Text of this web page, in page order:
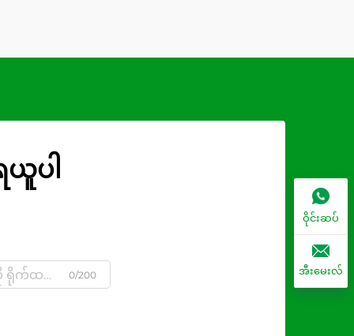
ပါ
0/200
ဝိုင်းဆပ်
အီးမေးလ်